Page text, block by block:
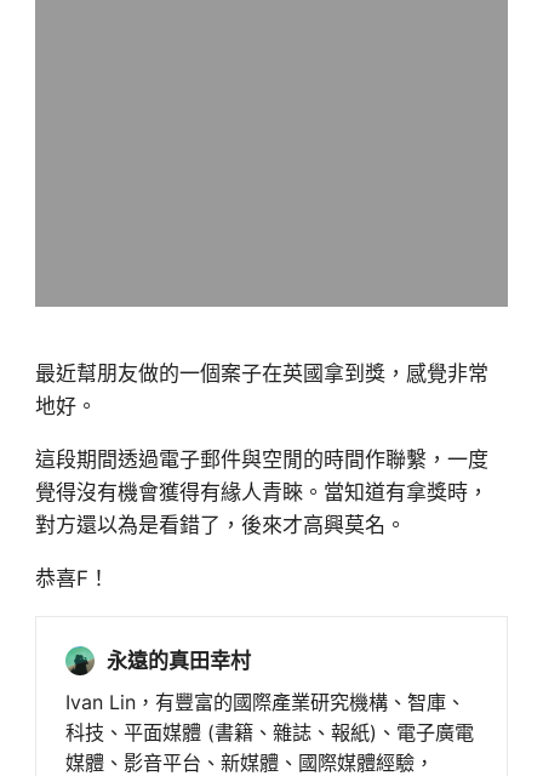
最近幫朋友做的一個案子在英國拿到獎，感覺非常
地好。
這段期間透過電子郵件與空閒的時間作聯繫，一度
覺得沒有機會獲得有緣人青睞。當知道有拿獎時，
對方還以為是看錯了，後來才高興莫名。
恭喜F！
永遠的真田幸村
Ivan Lin，有豐富的國際產業研究機構、智庫、
科技、平面媒體 (書籍、雜誌、報紙)、電子廣電
媒體、影音平台、新媒體、國際媒體經驗，